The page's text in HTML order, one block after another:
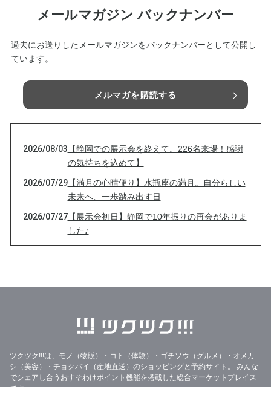
メールマガジン バックナンバー
過去にお送りしたメールマガジンをバックナンバーとして公開し
ています。
メルマガを購読する
2026/08/03 【静岡での展示会を終えて。226名来場！感謝
の気持ちを込めて】
2026/07/29【満月の心晴便り】水瓶座の満月。自分らしい
未来へ、一歩踏み出す日
2026/07/27【展示会初日】静岡で10年振りの再会がありま
した♪
【本日26日限定】展示会前夜祭｜Tシャツ再販
＆チャリティー企画スタートしています♪
2026/07/25 【前夜祭｜24時間限定】地元・牧之原市へ想い
を届けるチャリティーTシャツ再販のお知らせ
2026/07/22ノーノー、そのヤドカリは本物です。(ﾟ∀ﾟ)
ツクツク!!!は、モノ（物販）・コト（体験）・ゴチソウ（グルメ）・オメカ
シ（美容）・チョクバイ（産地直送）のショッピングと予約サイト。
みんな
でシェアし合うおすそわけポイント機能を搭載した総合マーケットプレイス
です。